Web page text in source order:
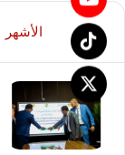
الأشهر